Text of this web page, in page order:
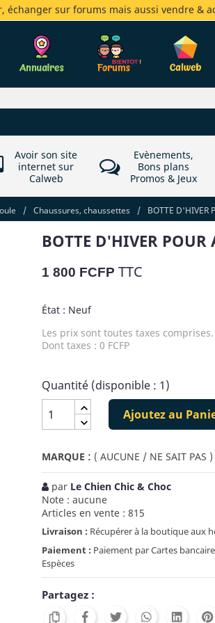
échanger sur forums mais aussi vendre &
Avoir son site
internet sur
Calweb
Evènements,
Bons plans
Promos & Jeux
/ Chaussures, chaussettes / BOTTE D'HIVER
BOTTE D'HIVER
1 800 FCFP TTC
État : Neuf
Les prix sont toutes taxes comprises.
Dont taxes : 0 FCFP
Quantité (disponible : 1)
Ajoutez au
MARQUE : ( AUCUNE / NE SAIT PAS )
par Le Chien Chic & Choc
Note : aucune
Articles en vente : 815
Livraison : Récupérer à la boutique aux
Paiement : Paiement par Cartes
Espèces
Partagez :